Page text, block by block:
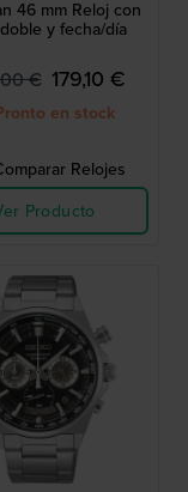
46 mm Reloj con
y fecha/día
€ 179,10 €
en stock
Relojes
Producto